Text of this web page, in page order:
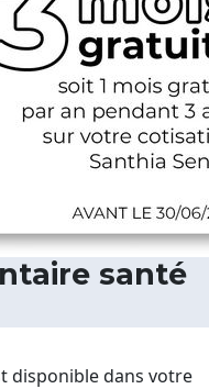
santé
disponible dans votre